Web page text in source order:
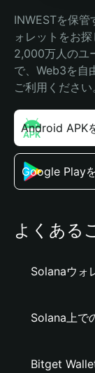
INWESTを保管
ォレットをお
2,000万人のユ
で、Web3を自
ご利用ください
Android APK
Google Play
よくある
Solanaウォ
Solana上で
Bitget